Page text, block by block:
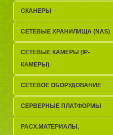
СКАНЕРЫ
СЕТЕВЫЕ ХРАНИЛИЩА (NAS)
СЕТЕВЫЕ КАМЕРЫ (IP-
КАМЕРЫ)
СЕТЕВОЕ ОБОРУДОВАНИЕ
СЕРВЕРНЫЕ ПЛАТФОРМЫ
РАСХ.МАТЕРИАЛЫ,